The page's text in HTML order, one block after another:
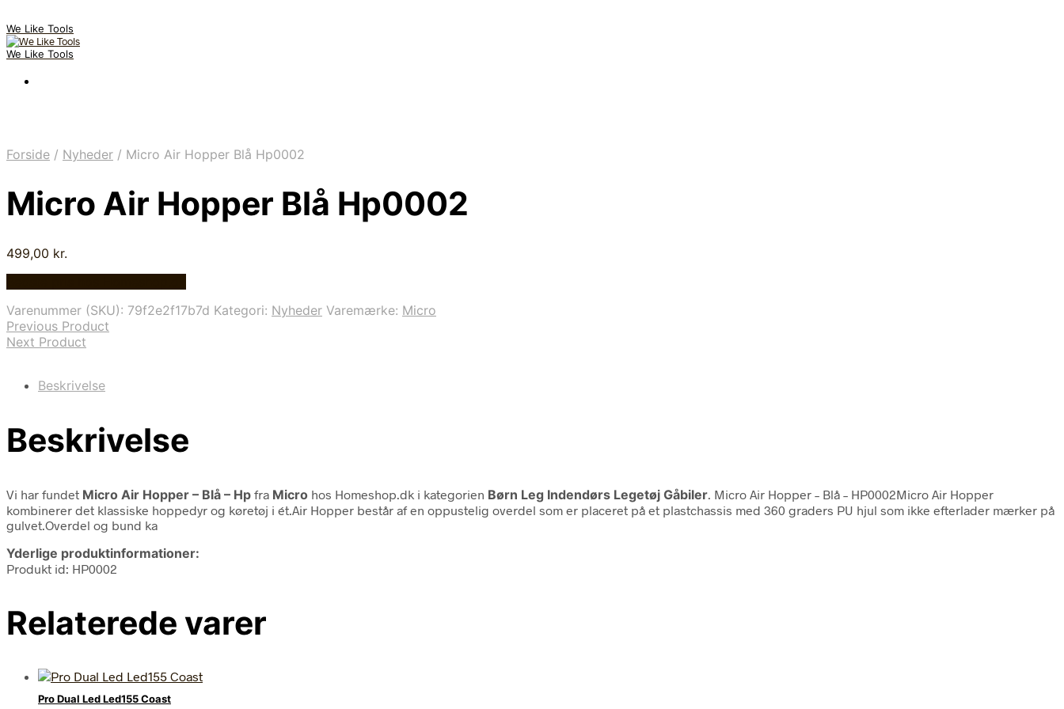
We Like Tools
We Like Tools
Forside / Nyheder / Micro Air Hopper Blå Hp0002
Micro Air Hopper Blå Hp0002
499,00 kr.
Varenummer (SKU): 79f2e2f17b7d Kategori: Nyheder Varemærke: Micro
Previous Product
Next Product
Beskrivelse
Beskrivelse
Vi har fundet Micro Air Hopper – Blå – Hp fra Micro hos Homeshop.dk i kategorien Børn Leg Indendørs Legetøj Gåbiler . Micro Air Hopper – Blå – HP0002Micro Air Hopper
kombinerer det klassiske hoppedyr og køretøj i ét.Air Hopper består af en oppustelig overdel som er placeret på et plastchassis med 360 graders PU hjul som ikke efterlader mærker på
gulvet.Overdel og bund ka
Yderlige produktinformationer:
Produkt id: HP0002
Relaterede varer
Pro Dual Led Led155 Coast